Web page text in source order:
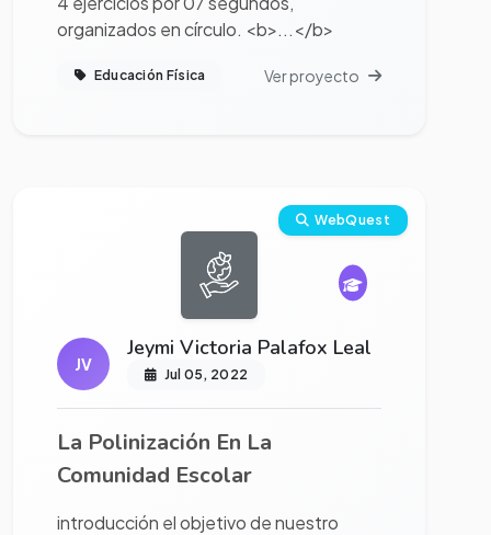
organizados en círculo. <b>...</b>
Educación Física Ver proyecto
WebQuest
JV
Jeymi Victoria Palafox Leal
Jul 05, 2022
La Polinización En La
Comunidad Escolar
introducción el objetivo de nuestro